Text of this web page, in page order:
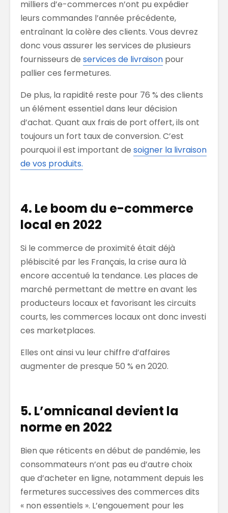
milliers d’e-commerces n’ont pu expédier
leurs commandes l’année précédente,
entraînant la colère des clients. Vous devrez
donc vous assurer les services de plusieurs
fournisseurs de services de livraison pour
pallier ces fermetures.
De plus, la rapidité reste pour 76 % des clients
un élément essentiel dans leur décision
d’achat. Quant aux frais de port offert, ils ont
toujours un fort taux de conversion. C’est
pourquoi il est important de soigner la livraison
de vos produits.
4. Le boom du e-commerce
local en 2022
Si le commerce de proximité était déjà
plébiscité par les Français, la crise aura là
encore accentué la tendance. Les places de
marché permettant de mettre en avant les
producteurs locaux et favorisant les circuits
courts, les commerces locaux ont donc investi
ces marketplaces.
Elles ont ainsi vu leur chiffre d’affaires
augmenter de presque 50 % en 2020.
5. L’omnicanal devient la
norme en 2022
Bien que réticents en début de pandémie, les
consommateurs n’ont pas eu d’autre choix
que d’acheter en ligne, notamment depuis les
fermetures successives des commerces dits
« non essentiels ». L’engouement pour les